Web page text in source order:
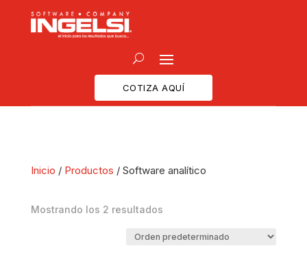
COTIZA AQUÍ
Inicio / Productos / Software analítico
Mostrando los 2 resultados